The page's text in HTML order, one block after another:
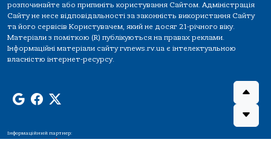
розпочинайте або припиніть користування Сайтом. Адміністрація
Сайту не несе відповідальності за законність використання Сайту
та його сервісів Користувачем, який не досяг 21-річного віку.
Матеріали з поміткою (R) публікуються на правах реклами.
Інформаційні матеріали сайту rvnews.rv.ua є інтелектуальною
власністю інтернет-ресурсу.
Інформаційний партнер: